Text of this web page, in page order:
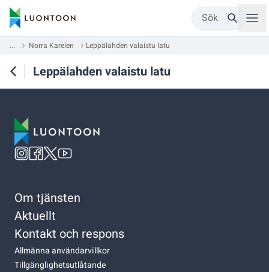
Sök
... Norra Karelen Leppälahden valaistu latu
Leppälahden valaistu latu
Om tjänsten
Aktuellt
Kontakt och respons
Allmänna användarvillkor
Tillgänglighetsutlåtande